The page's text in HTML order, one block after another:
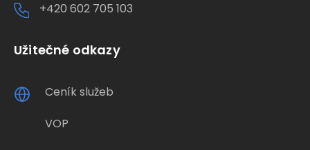
+420 602 705 103
Užitečné odkazy
Ceník služeb
VOP